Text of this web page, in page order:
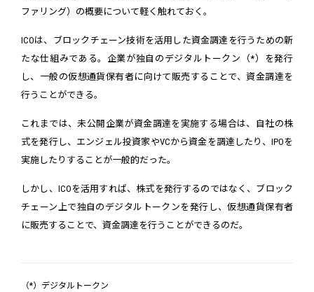
ファリング）の概要について軽く触れておく。
ICOは、ブロックチェーン技術を活用した資金調達を行うための新
たな仕組みである。企業が独自のデジタルトークン（*）を発行
し、一般の仮想通貨保有者に向けて販売することで、資金調達を
行うことができる。
これまでは、未公開企業が資金調達を実施する場合は、自社の株
式を発行し、エンジェル投資家やVCから資金を調達したり、IPOを
実施したりすることが一般的だった。
しかし、ICOを活用すれば、株式を発行するのではなく、ブロック
チェーン上で独自のデジタルトークンを発行し、仮想通貨保有者
に販売することで、資金調達を行うことができるのだ。
（*）デジタルトークン